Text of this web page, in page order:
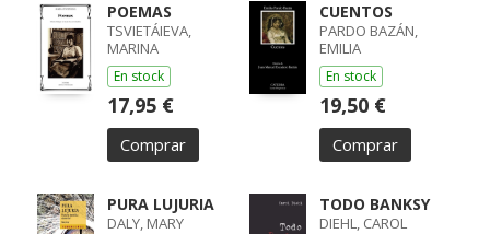
POEMAS
TSVIETÁIEVA,
MARINA
En stock
17,95 €
Comprar
CUENTOS
PARDO BAZÁN,
EMILIA
En stock
19,50 €
Comprar
PURA LUJURIA
DALY, MARY
TODO BANKSY
DIEHL, CAROL